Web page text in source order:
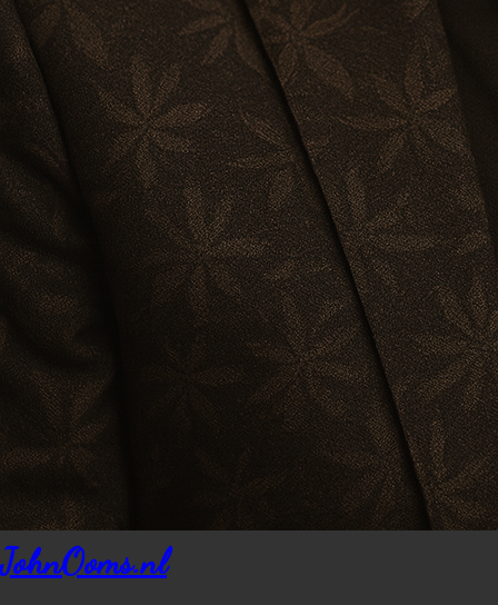
JohnOoms.nl